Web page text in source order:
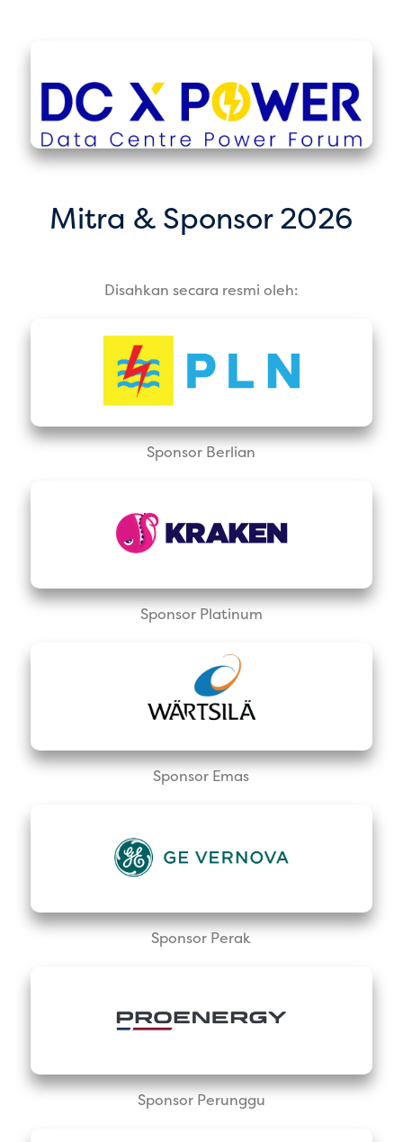
Mitra & Sponsor 2026
Disahkan secara resmi oleh:
Sponsor Berlian
Sponsor Platinum
Sponsor Emas
Sponsor Perak
Sponsor Perunggu